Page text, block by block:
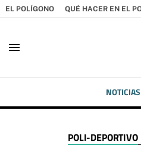
EL POLÍGONO QUÉ HACER EN EL
menu
POLI-DEPORTIVO